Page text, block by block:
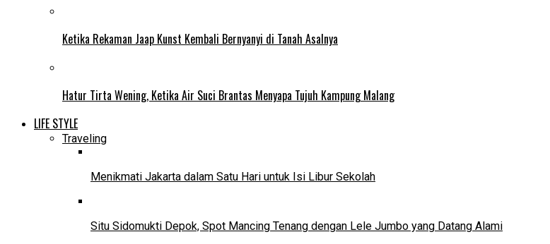
Ketika Rekaman Jaap Kunst Kembali Bernyanyi di Tanah Asalnya
Hatur Tirta Wening, Ketika Air Suci Brantas Menyapa Tujuh Kampung Malang
LIFE STYLE
Traveling
Menikmati Jakarta dalam Satu Hari untuk Isi Libur Sekolah
Situ Sidomukti Depok, Spot Mancing Tenang dengan Lele Jumbo yang Datang Alami